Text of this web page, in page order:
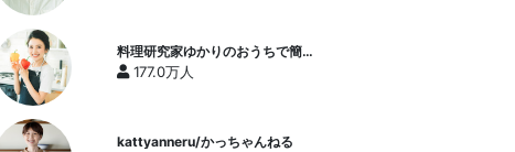
料理研究家ゆかりのおうちで簡単
レシピ / Yukari's Kitchen
177.0万人
kattyanneru/かっちゃんねる